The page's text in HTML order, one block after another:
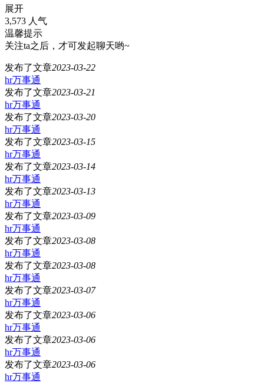
展开
3,573 人气
温馨提示
关注ta之后，才可发起聊天哟~
发布了文章2023-03-22
hr万事通
发布了文章2023-03-21
hr万事通
发布了文章2023-03-20
hr万事通
发布了文章2023-03-15
hr万事通
发布了文章2023-03-14
hr万事通
发布了文章2023-03-13
hr万事通
发布了文章2023-03-09
hr万事通
发布了文章2023-03-08
hr万事通
发布了文章2023-03-08
hr万事通
发布了文章2023-03-07
hr万事通
发布了文章2023-03-06
hr万事通
发布了文章2023-03-06
hr万事通
发布了文章2023-03-06
hr万事通